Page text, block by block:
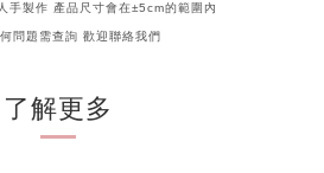
手製作 產品尺寸會在±5cm的範圍內
問題需查詢 歡迎聯絡我們
了解更多